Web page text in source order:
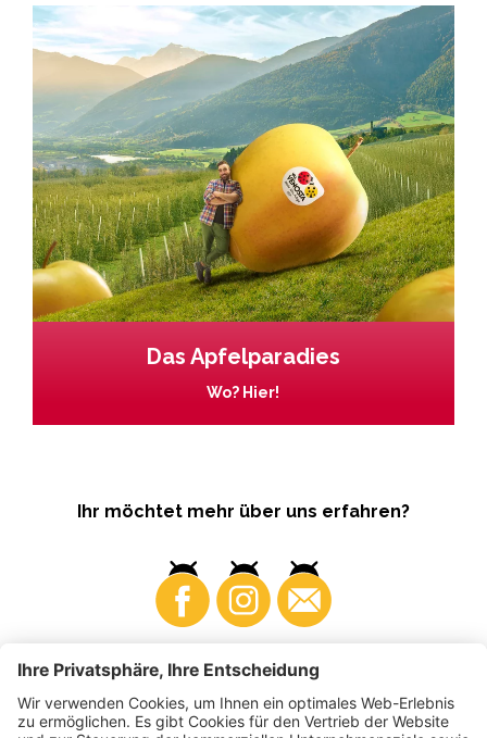
Das Apfelparadies
Wo? Hier!
Ihr möchtet mehr über uns erfahren?
Business Produzenten